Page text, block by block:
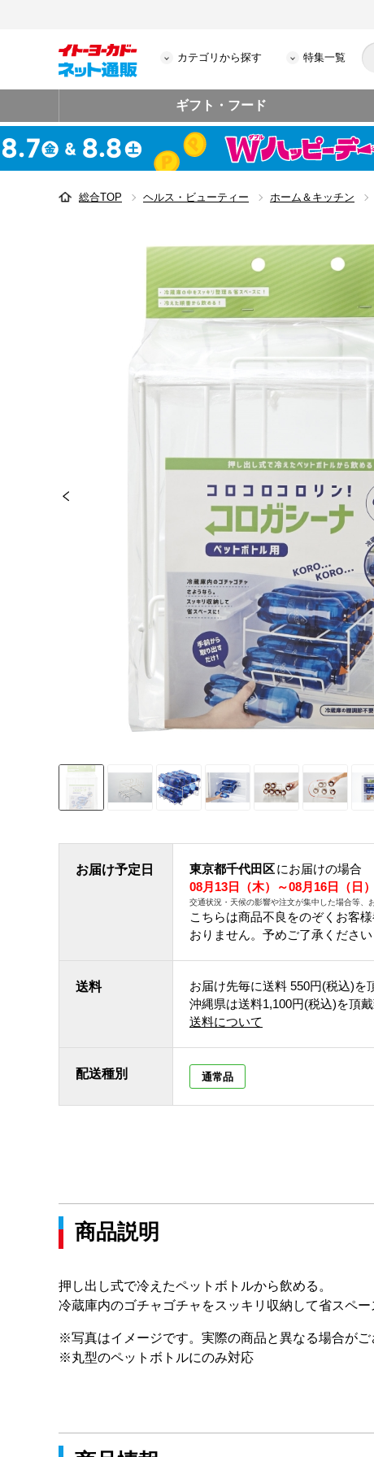
カテゴリから探す 特集一覧
ギフト・フード
総合TOP ヘルス・ビューティー ホーム＆キッチン
お届け予定日 東京都千代田区にお届けの場合
08月13日（木）～08月16日（日）
交通状況・天候の影響や注文が集中した場合等、
こちらは商品不良をのぞくお客
おりません。予めご了承ください
送料 お届け先毎に送料 550円(税込)を
沖縄県は送料1,100円(税込)を頂戴
送料について
配送種別 通常品
商品説明
押し出し式で冷えたペットボトルから飲める。
冷蔵庫内のゴチャゴチャをスッキリ収納して省スペー
※写真はイメージです。実際の商品と異なる場合がご
※丸型のペットボトルにのみ対応